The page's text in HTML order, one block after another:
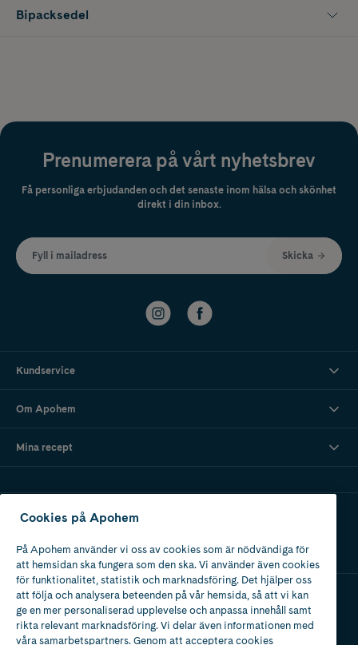
Bipacksedel
Prenumerera på vårt nyhetsbrev
Få personliga erbjudanden och det senaste inom hälsa och skönhet
direkt i din inbox.
Fyll i mailadress Skicka
Kundservice
Om Apohem
Mina recept
Ladda ner vår app
Apotek med tillstånd
av Läkemedelsverket
Cookies på Apohem
På Apohem använder vi oss av cookies som är nödvändiga för
att hemsidan ska fungera som den ska. Vi använder även cookies
för funktionalitet, statistik och marknadsföring. Det hjälper oss
att följa och analysera beteenden på vår hemsida, så att vi kan
ge en mer personaliserad upplevelse och anpassa innehåll samt
rikta relevant marknadsföring. Vi delar även informationen med
våra samarbetspartners. Genom att acceptera cookies